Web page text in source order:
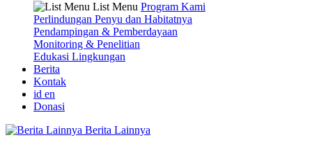
List Menu Program Kami
Perlindungan Penyu dan Habitatnya
Pendampingan & Pemberdayaan
Monitoring & Penelitian
Edukasi Lingkungan
Berita
Kontak
id en
Donasi
Berita Lainnya